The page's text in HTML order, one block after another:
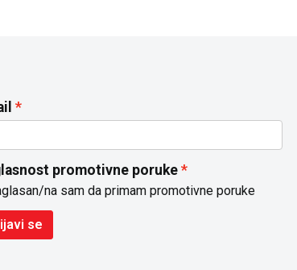
promotivne poruke
na sam da primam promotivne poruke
se